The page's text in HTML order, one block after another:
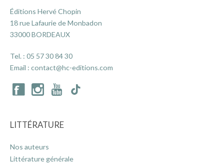
Éditions Hervé Chopin
18 rue Lafaurie de Monbadon
33000 BORDEAUX
Tel. : 05 57 30 84 30
Email : contact@hc-editions.com
LITTÉRATURE
Nos auteurs
Littérature générale